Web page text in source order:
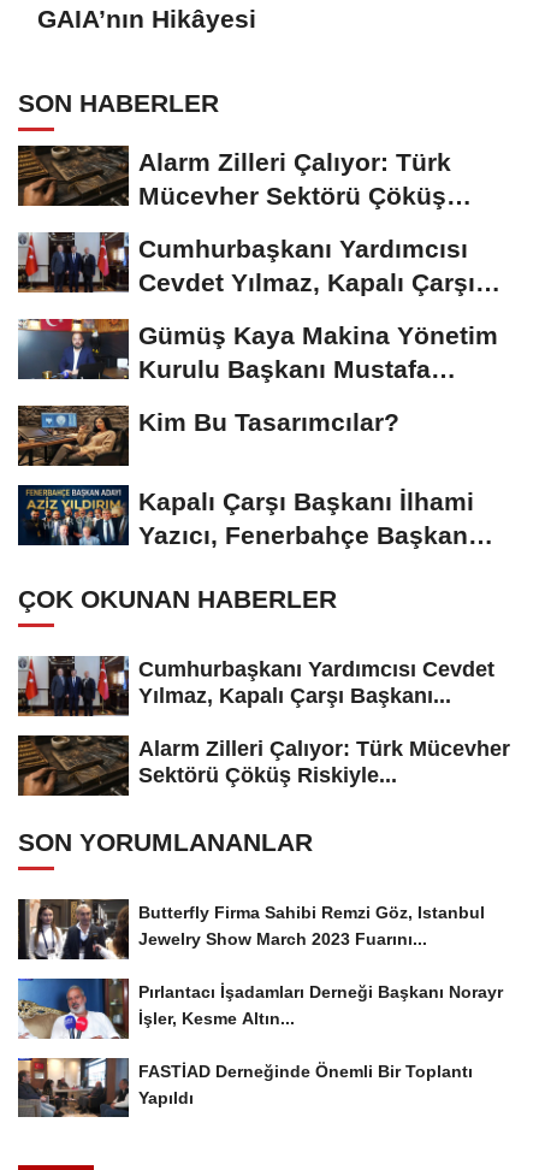
GAIA’nın Hikâyesi
SON HABERLER
Alarm Zilleri Çalıyor: Türk
Mücevher Sektörü Çöküş
Cumhurbaşkanı Yardımcısı
Cevdet Yılmaz, Kapalı Çarşı
Gümüş Kaya Makina Yönetim
Kurulu Başkanı Mustafa
Kim Bu Tasarımcılar?
Kapalı Çarşı Başkanı İlhami
Yazıcı, Fenerbahçe Başkan
ÇOK OKUNAN HABERLER
Cumhurbaşkanı Yardımcısı Cevdet
Yılmaz, Kapalı Çarşı Başkanı...
Alarm Zilleri Çalıyor: Türk Mücevher
Sektörü Çöküş Riskiyle...
SON YORUMLANANLAR
Butterfly Firma Sahibi Remzi Göz, Istanbul
Jewelry Show March 2023 Fuarını...
Pırlantacı İşadamları Derneği Başkanı Norayr
İşler, Kesme Altın...
FASTİAD Derneğinde Önemli Bir Toplantı
Yapıldı